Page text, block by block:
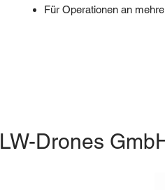
Für Operationen an
LW-Drones